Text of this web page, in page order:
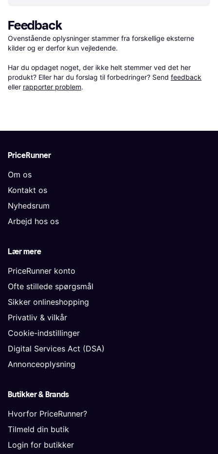
Feedback
Ovenstående oplysninger stammer fra forskellige eksterne
kilder og er derfor kun vejledende.
Har du opdaget noget, der ikke helt stemmer ved det her
produkt? Eller har du forslag til forbedringer? Send feedback
eller rapporter problem.
PriceRunner
Om os
Kontakt os
Nyhedsrum
Arbejd hos os
Lær mere
PriceRunner konto
Ofte stillede spørgsmål
Sikker onlineshopping
Privatliv & vilkår
Cookie-indstillinger
Digital Services Act (DSA)
Annonceoplysning
Butikker & Brands
Hvorfor PriceRunner?
Tilmeld din butik
Login for butikker